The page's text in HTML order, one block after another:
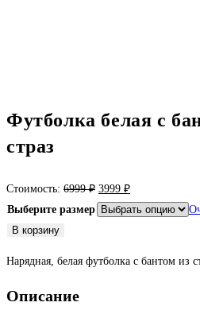
Футболка белая с
страз
Стоимость: 6999₽ Первоначальная
цена
3999 ₽Текущая
цена:
Выберите размер
Количество
Футболка
белая
В корзину
Нарядная, белая футболка с бантом из
Описание